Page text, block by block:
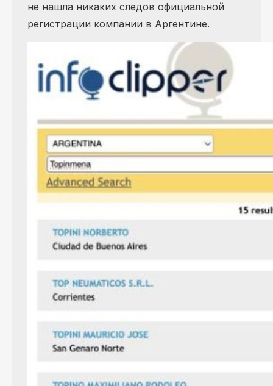
не нашла никаких следов официальной
регистрации компании в Аргентине.